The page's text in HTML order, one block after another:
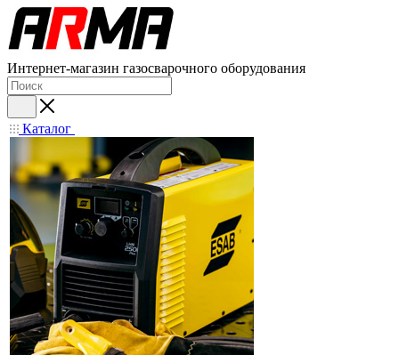
Интернет-магазин газосварочного оборудования
Каталог